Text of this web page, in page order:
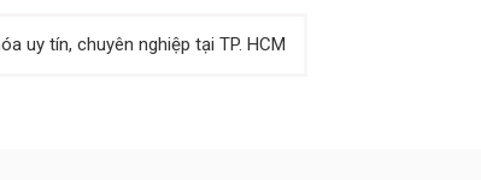
uy tín, chuyên nghiệp tại TP. HCM